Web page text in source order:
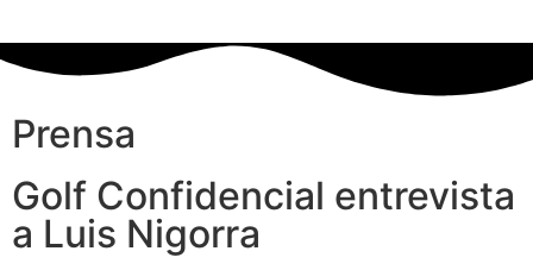
Prensa
Golf Confidencial entrevista
a Luis Nigorra